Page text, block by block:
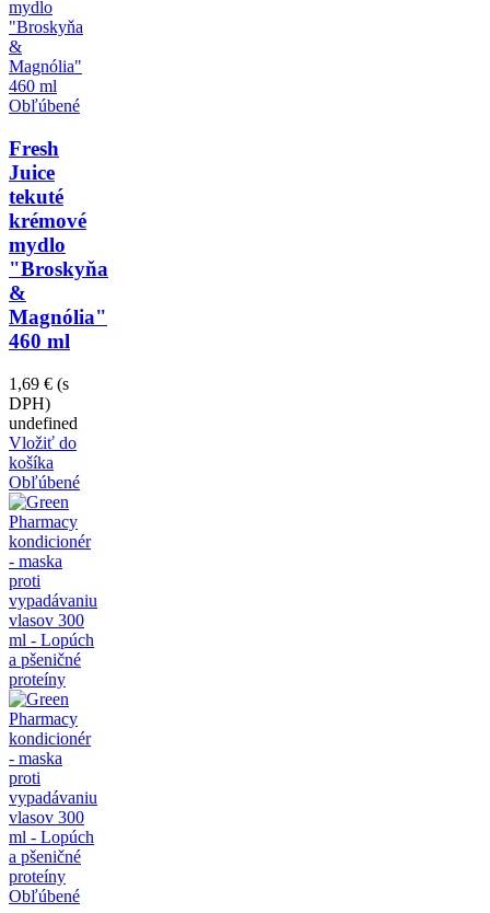
Obľúbené
Fresh
Juice
tekuté
krémové
mydlo
"Broskyňa
&
Magnólia"
460 ml
1,69 € (s
DPH)
undefined
Vložiť do
košíka
Obľúbené
Obľúbené